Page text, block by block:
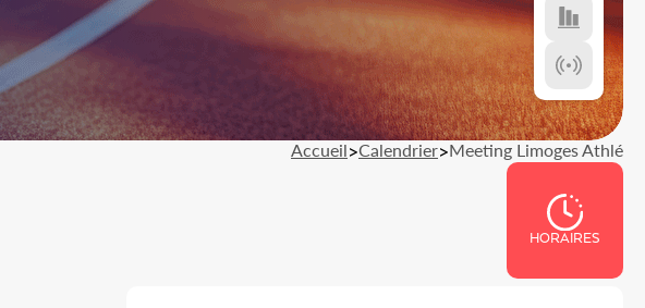
Accueil>Calendrier>Meeting Limoges Athlé
HORAIRES